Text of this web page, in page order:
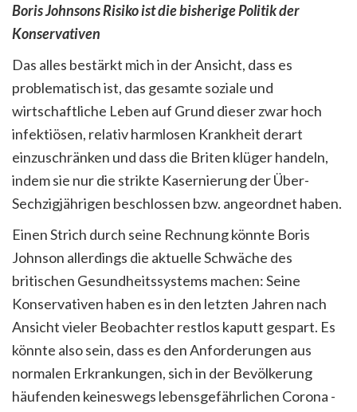
Boris Johnsons Risiko ist die bisherige Politik der
Konservativen
Das alles bestärkt mich in der Ansicht, dass es
problematisch ist, das gesamte soziale und
wirtschaftliche Leben auf Grund dieser zwar hoch
infektiösen, relativ harmlosen Krankheit derart
einzuschränken und dass die Briten klüger handeln,
indem sie nur die strikte Kasernierung der Über-
Sechzigjährigen beschlossen bzw. angeordnet haben.
Einen Strich durch seine Rechnung könnte Boris
Johnson allerdings die aktuelle Schwäche des
britischen Gesundheitssystems machen: Seine
Konservativen haben es in den letzten Jahren nach
Ansicht vieler Beobachter restlos kaputt gespart. Es
könnte also sein, dass es den Anforderungen aus
normalen Erkrankungen, sich in der Bevölkerung
häufenden keineswegs lebensgefährlichen Corona -